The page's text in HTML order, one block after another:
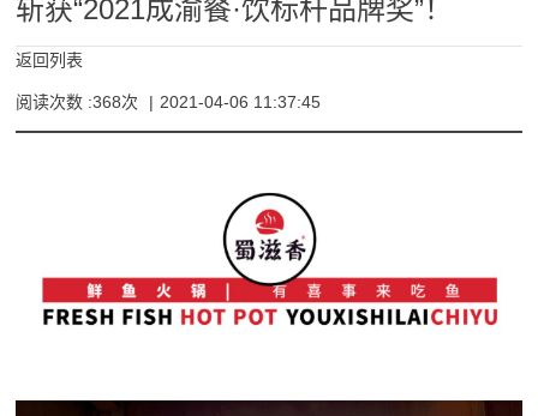
斩获“2021成渝餐·饮标杆品牌奖”！
返回列表
阅读次数 :368次 | 2021-04-06 11:37:45